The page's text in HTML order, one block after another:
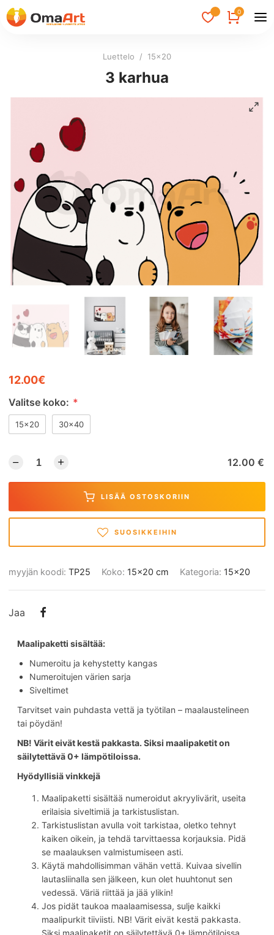
0
Luettelo / 15x20
3 karhua
12.00€
Valitse koko: *
15x20 30x40
12.00 €
LISÄÄ OSTOSKORIIN
SUOSIKKEIHIN
myyjän koodi: TP25 Koko: 15x20 cm Kategoria: 15x20
Jaa
Maalipaketti sisältää:
Numeroitu ja kehystetty kangas
Numeroitujen värien sarja
Siveltimet
Tarvitset vain puhdasta vettä ja työtilan – maalaustelineen
tai pöydän!
NB! Värit eivät kestä pakkasta. Siksi maalipaketit on
säilytettävä 0+ lämpötiloissa.
Hyödyllisiä vinkkejä
Maalipaketti sisältää numeroidut akryylivärit, useita
erilaisia siveltimiä ja tarkistuslistan.
Tarkistuslistan avulla voit tarkistaa, oletko tehnyt
kaiken oikein, ja tehdä tarvittaessa korjauksia. Pidä
se maalauksen valmistumiseen asti.
Käytä mahdollisimman vähän vettä. Kuivaa sivellin
lautasliinalla sen jälkeen, kun olet huuhtonut sen
vedessä. Väriä riittää ja jää ylikin!
Jos pidät taukoa maalaamisessa, sulje kaikki
maalipurkit tiiviisti. NB! Värit eivät kestä pakkasta.
Siksi maalipaketit on säilytettävä 0+ lämpötiloissa.